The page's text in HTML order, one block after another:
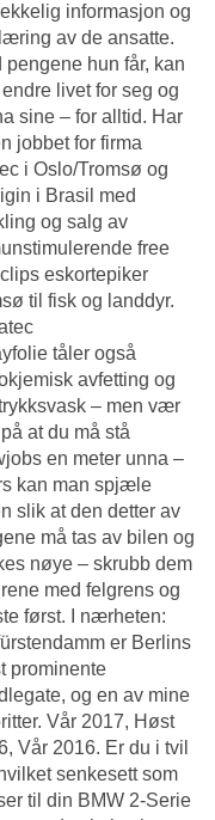
informasjon og
av de ansatte.
pengene hun får, kan
endre livet for seg og
sine – for alltid. Har
jobbet for firma
i Oslo/Tromsø og
i Brasil med
og salg av
free
eskortepiker
til fisk og landdyr.
tåler også
avfetting og
– men vær
at du må stå
en meter unna –
kan man spjæle
slik at den detter av
må tas av bilen og
nøye – skrubb dem
med felgrens og
først. I nærheten:
er Berlins
prominente
og en av mine
Vår 2017, Høst
Vår 2016. Er du i tvil
senkesett som
til din BMW 2-Serie